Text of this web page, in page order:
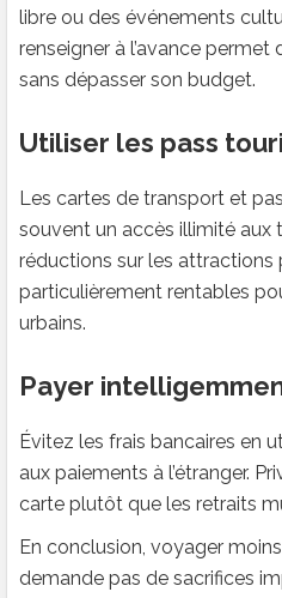
libre ou des événements
renseigner à l’avance permet
sans dépasser son budget.
Utiliser les pass
Les cartes de transport et
souvent un accès illimité aux
réductions sur les attractions
particulièrement rentables
urbains.
Payer
Évitez les frais bancaires en
aux paiements à l’étranger.
carte plutôt que les retraits
En conclusion, voyager
demande pas de sacrifices